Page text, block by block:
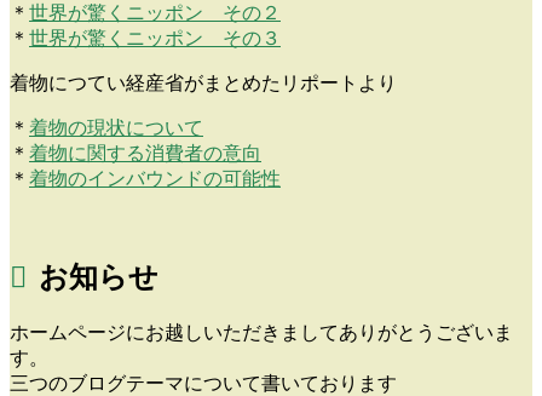
＊ 世界が驚くニッポン その２
＊ 世界が驚くニッポン その３
着物につてい経産省がまとめたリポートより
＊ 着物の現状について
＊ 着物に関する消費者の意向
＊ 着物のインバウンドの可能性
お知らせ
ホームページにお越しいただきましてありがとうございま
す。
三つのブログテーマについて書いております